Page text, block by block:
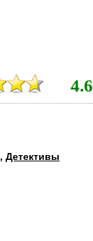
4.6
,Детективы